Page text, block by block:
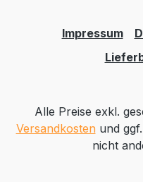
Impressum
Alle Preise exkl.
Versandkosten und
nicht